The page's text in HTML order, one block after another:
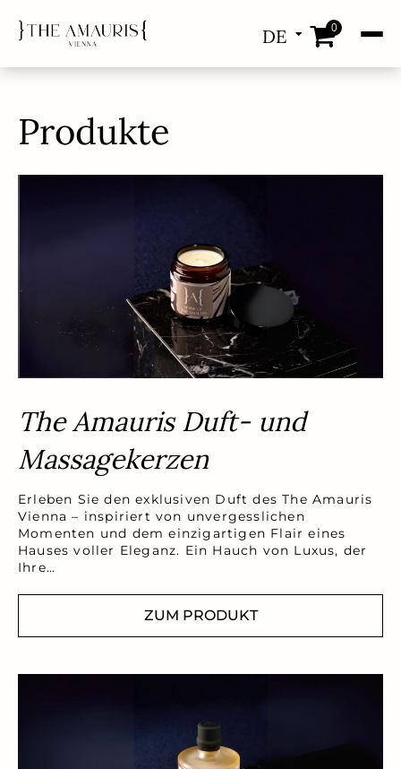
DE
EN
0
Produkte
The Amauris Duft- und
Massagekerzen
Erleben Sie den exklusiven Duft des The Amauris
Vienna – inspiriert von unvergesslichen
Momenten und dem einzigartigen Flair eines
Hauses voller Eleganz. Ein Hauch von Luxus, der
Ihre…
ZUM PRODUKT